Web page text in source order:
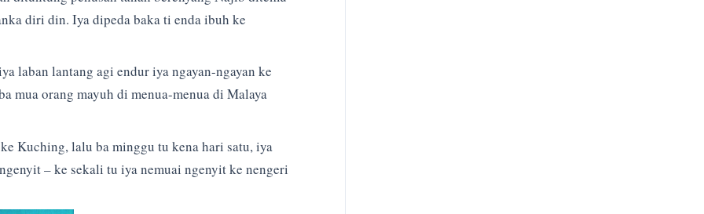
diri din. Iya dipeda baka ti enda ibuh ke
laban lantang agi endur iya ngayan-ngayan ke
mua orang mayuh di menua-menua di Malaya
Kuching, lalu ba minggu tu kena hari satu, iya
– ke sekali tu iya nemuai ngenyit ke nengeri